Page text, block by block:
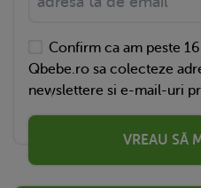
Confirm ca am peste
Qbebe.ro sa colecteze
newslettere si e-mail-uri
VREAU SĂ